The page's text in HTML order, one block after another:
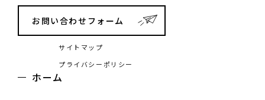
お問い合わせフォーム
サイトマップ
プライバシーポリシー
ホーム